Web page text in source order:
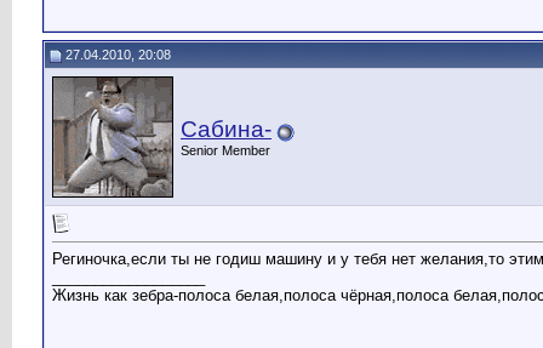
27.04.2010, 20:08
Сабина-
Senior Member
Региночка,если ты не годиш машину и у тебя нет желания,то
Жизнь как зебра-полоса белая,полоса чёрная,полоса